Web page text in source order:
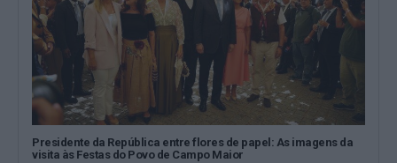
Presidente da República entre flores de papel: As imagens da
visita às Festas do Povo de Campo Maior